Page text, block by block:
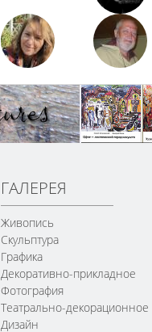
ГАЛЕРЕЯ
Живопись
Скульптура
Графика
Декоративно-прикладное
Фотография
Театрально-декорационное
Дизайн